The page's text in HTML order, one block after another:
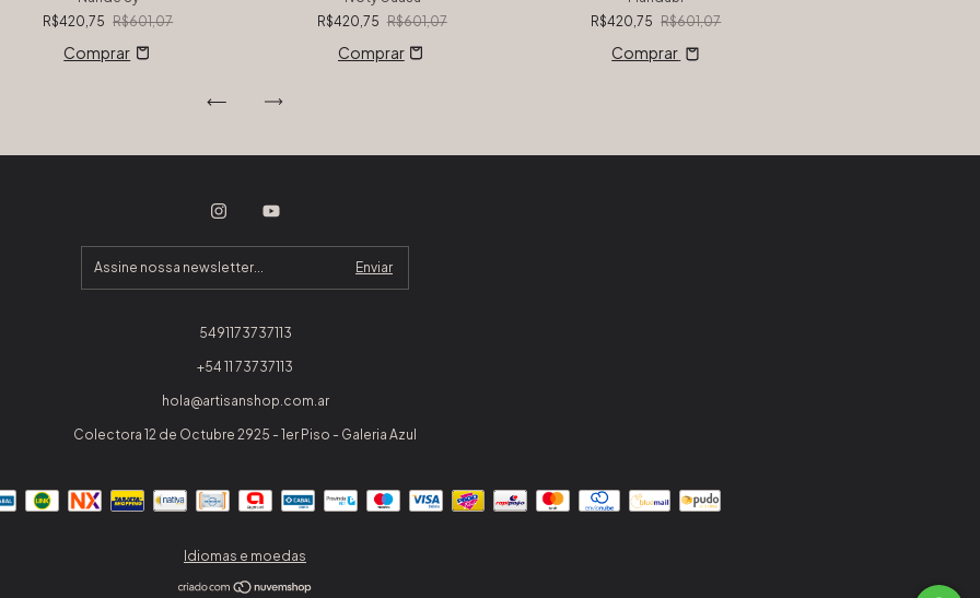
R$420,75 R$601,07
R$420,75 R$601,07
R$420,75 R$601,07
Comprar
5491173737113
+54 11 73737113
hola@artisanshop.com.ar
Colectora 12 de Octubre 2925 - 1er Piso - Galeria Azul
Idiomas e moedas